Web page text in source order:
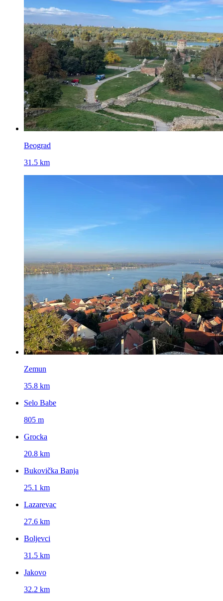
Beograd
31.5 km
Zemun
35.8 km
Selo Babe
805 m
Grocka
20.8 km
Bukovička Banja
25.1 km
Lazarevac
27.6 km
Boljevci
31.5 km
Jakovo
32.2 km